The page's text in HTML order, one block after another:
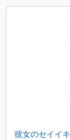
彼女のセイイ